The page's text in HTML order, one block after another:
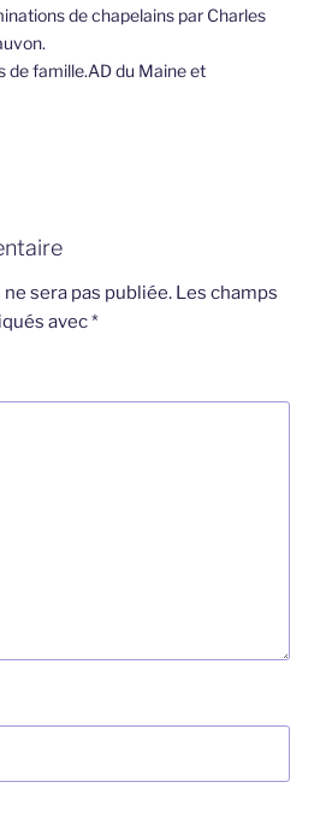
de chapelains par Charles
de famille.AD du Maine et
sera pas publiée. Les champs
avec*